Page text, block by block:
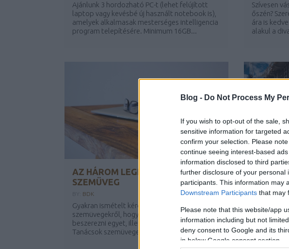
Blog - Do Not Process My
If you wish to opt-out of the sale,
sensitive information for targeted
confirm your selection. Please
continue seeing interest-based
information disclosed to third
further disclosure of your personal
participants. This information may
Downstream Participants that may
Please note that this website/app
information including but not
deny consent to Google and its
in below Google consent section.
Ajánlunk 3 hordozható PC-t (lehet felújított
laptop vagy kevésbé új használt notebook is),
amelyek alkalmasak mesterséges intelligencia
program telepítésére. Minimum 16GB...
Szívesen
őszén?
ára is
alakul a
AZ HÁROM LEGHASZNOSABB
SZEMÜVEG
BDK
Gyakran ismételt kérdések a kék fényszűrős
szemüvegekről, hogy vajon kinek érdemes
beszerezni egyet, illetve mire is jók egyáltalán?
Tanácsok szemüveges pirézeknek e...
MELYEK
Az
állványok